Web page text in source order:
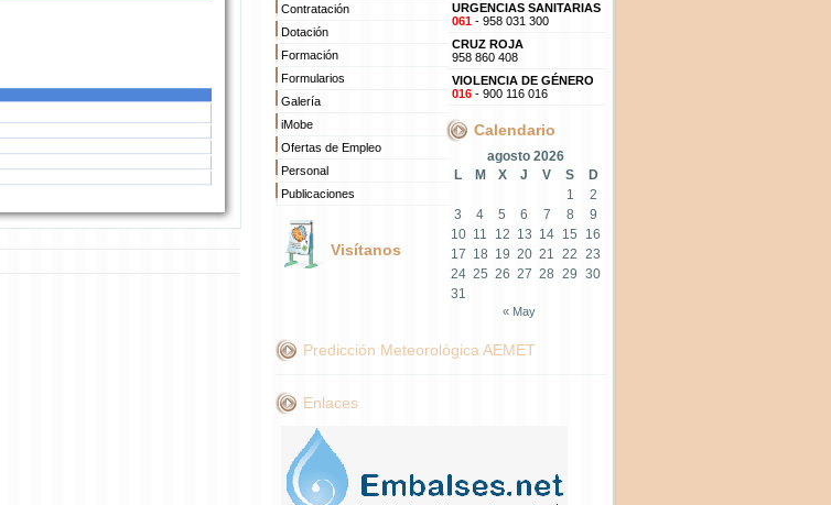
Contratación
Dotación
Formación
Formularios
Galería
iMobe
Ofertas de Empleo
Personal
Publicaciones
Visítanos
URGENCIAS SANITARIAS
061- 958 031 300
CRUZ ROJA
958 860 408
VIOLENCIA DE GÉNERO
016- 900 116 016
Calendario
agosto 2026
L
M X J V S
D
1
2
3
4 5 6 7 8
9
10 11 12 13 14 15
16
17 18 19 20 21 22 23
24 25 26 27 28 29 30
31
« May
Predicción Meteorológica AEMET
Enlaces